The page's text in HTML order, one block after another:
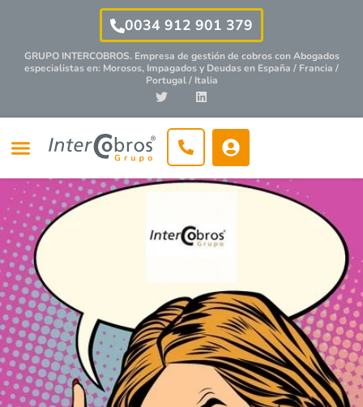
0034 912 901 379
GRUPO INTERCOBROS. Empresa de gestión de cobros conAbogados
especialistasen: Morosos, Impagados y Deudas en España / Francia /
Portugal / Italia